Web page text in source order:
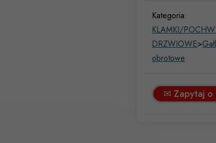
Kategoria:
KLAMKI/
DRZWIOWE>
obrotowe
✉ Zapytaj o